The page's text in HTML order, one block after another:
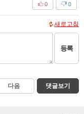
0
0
새로고침
등록
다음 댓글보기